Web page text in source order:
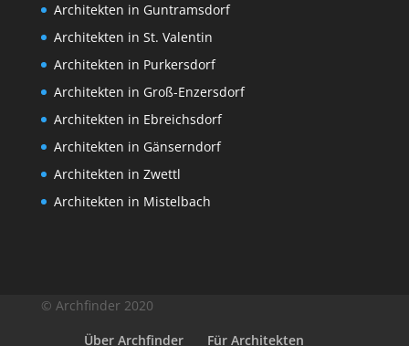
Architekten in Guntramsdorf
Architekten in St. Valentin
Architekten in Purkersdorf
Architekten in Groß-Enzersdorf
Architekten in Ebreichsdorf
Architekten in Gänserndorf
Architekten in Zwettl
Architekten in Mistelbach
© Archfinder 2020
Über Archfinder
Für Architekten